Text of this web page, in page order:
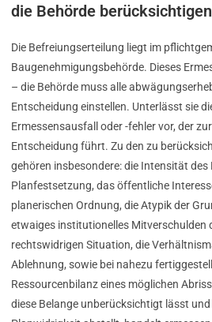
die Behörde
Die Befreiungserteilung liegt im
Baugenehmigungsbehörde. Dieses
– die Behörde muss alle
Entscheidung einstellen. Unterlässt sie
Ermessensausfall oder -fehler vor, der
Entscheidung führt. Zu den zu
gehören insbesondere: die Intensität des
Planfestsetzung, das öffentliche
planerischen Ordnung, die Atypik der
etwaiges institutionelles Mitverschulden
rechtswidrigen Situation, die
Ablehnung, sowie bei nahezu
Ressourcenbilanz eines möglichen
diese Belange unberücksichtigt lässt